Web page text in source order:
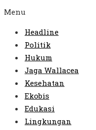
Menu
Headline
Politik
Hukum
Jaga Wallacea
Kesehatan
Ekobis
Edukasi
Lingkungan